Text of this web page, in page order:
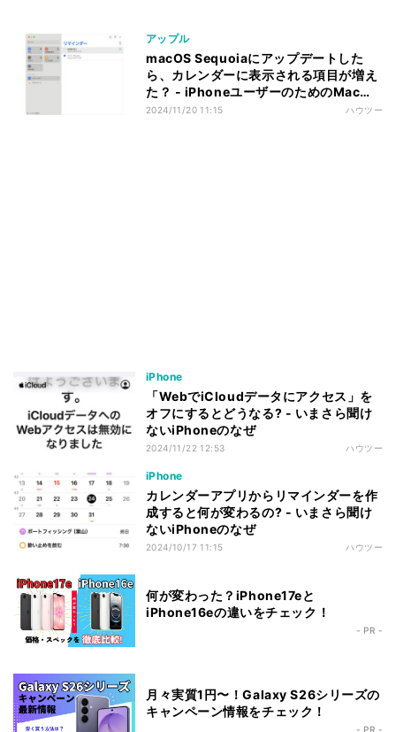
アップル
macOS Sequoiaにアップデートした
ら、カレンダーに表示される項目が増え
た？ - iPhoneユーザーのためのMacの
トリセツ
2024/11/20 11:15 ハウツー
iPhone
「WebでiCloudデータにアクセス」を
オフにするとどうなる? - いまさら聞け
ないiPhoneのなぜ
2024/11/22 12:53 ハウツー
iPhone
カレンダーアプリからリマインダーを作
成すると何が変わるの? - いまさら聞け
ないiPhoneのなぜ
2024/10/17 11:15 ハウツー
何が変わった？iPhone17eと
iPhone16eの違いをチェック！
- PR -
月々実質1円〜！Galaxy S26シリーズの
キャンペーン情報をチェック！
- PR -